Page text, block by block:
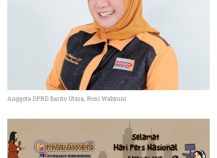
Anggota DPRD Barito Utara, Rosi Wahyuni.